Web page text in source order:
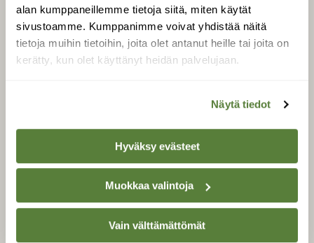
alan kumppaneillemme tietoja siitä, miten käytät
sivustoamme. Kumppanimme voivat yhdistää näitä
tietoja muihin tietoihin, joita olet antanut heille tai joita on
kerätty, kun olet käyttänyt heidän palvelujaan.
Näytä tiedot
Hyväksy evästeet
Muokkaa valintoja
Vain välttämättömät
SUOMEN LUONNON­
SUOJELU­LIITTO
Suomen Luonto -lehden
luonnonsuojelu­liitto.